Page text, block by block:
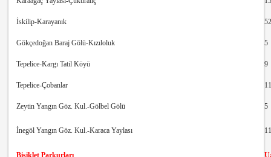
İskilip-Karayanık
Gökçedoğan Baraj Gölü-Kızıloluk 5
Tepelice-Kargı Tatil Köyü 9
Tepelice-Çobanlar
Zeytin Yangın Göz. Kul.-Gölbel Gölü 5
İnegöl Yangın Göz. Kul.-Karaca Yaylası
Bisiklet Parkurları